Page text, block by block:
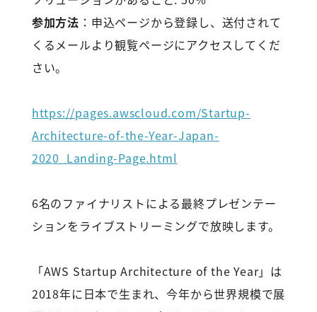
参加方法 ：申込ページから登録し、送付されて
くるメールより観覧ページにアクセスしてくだ
さい。
https://pages.awscloud.com/Startup-
Architecture-of-the-Year-Japan-
2020_Landing-Page.html
6名のファイナリストによる最終プレゼンテー
ションをライブストリーミングで放映します。
「AWS Startup Architecture of the Year」は
2018年に日本で生まれ、今年から世界規模で展